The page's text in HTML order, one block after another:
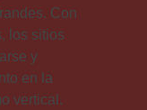
Con
los sitios
y
en la
vertical.